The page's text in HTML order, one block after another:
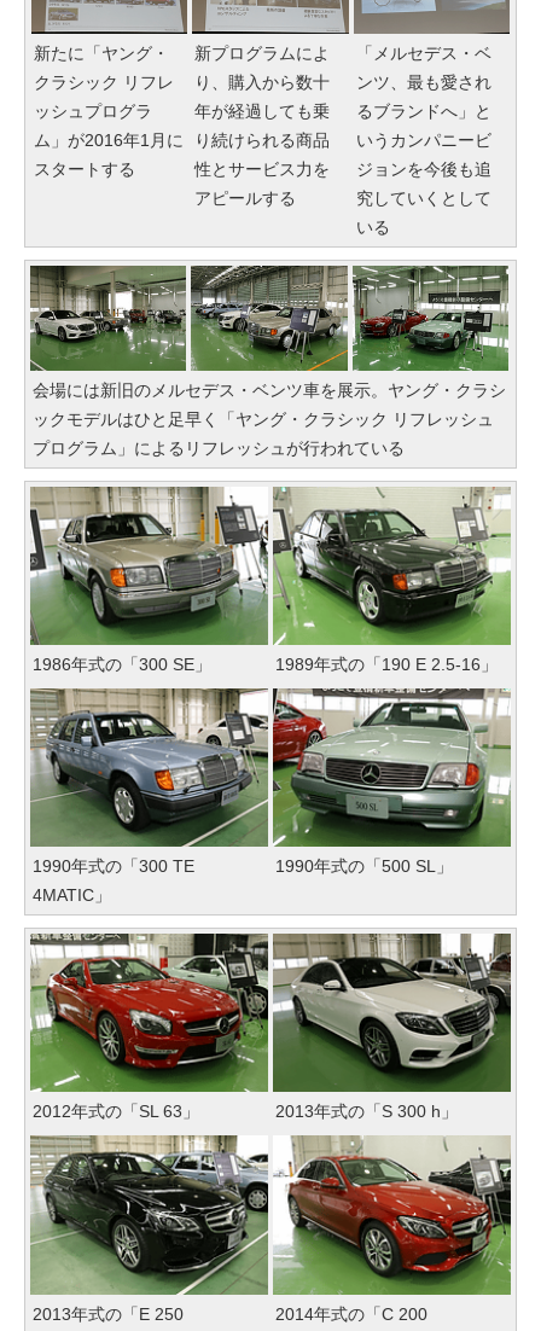
新たに「ヤング・
クラシック リフレ
ッシュプログラ
ム」が2016年1月に
スタートする
新プログラムによ
り、購入から数十
年が経過しても乗
り続けられる商品
性とサービス力を
アピールする
「メルセデス・ベ
ンツ、最も愛され
るブランドへ」と
いうカンパニービ
ジョンを今後も追
究していくとして
いる
会場には新旧のメルセデス・ベンツ車を展示。ヤング・クラシ
ックモデルはひと足早く「ヤング・クラシック リフレッシュ
プログラム」によるリフレッシュが行われている
1986年式の「300 SE」 1989年式の「190 E 2.5-16」
1990年式の「300 TE
4MATIC」
1990年式の「500 SL」
2012年式の「SL 63」 2013年式の「S 300 h」
2013年式の「E 250
2014年式の「C 200